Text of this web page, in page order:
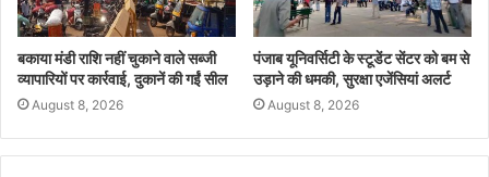
बकाया मंडी राशि नहीं चुकाने वाले सब्जी
व्यापारियों पर कार्रवाई, दुकानें की गईं सील
August 8, 2026
पंजाब यूनिवर्सिटी के स्टूडेंट सेंटर को बम से
उड़ाने की धमकी, सुरक्षा एजेंसियां अलर्ट
August 8, 2026